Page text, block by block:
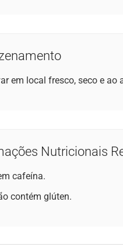
em local fresco, seco e ao
Nutricionais
cafeína.
contém glúten.